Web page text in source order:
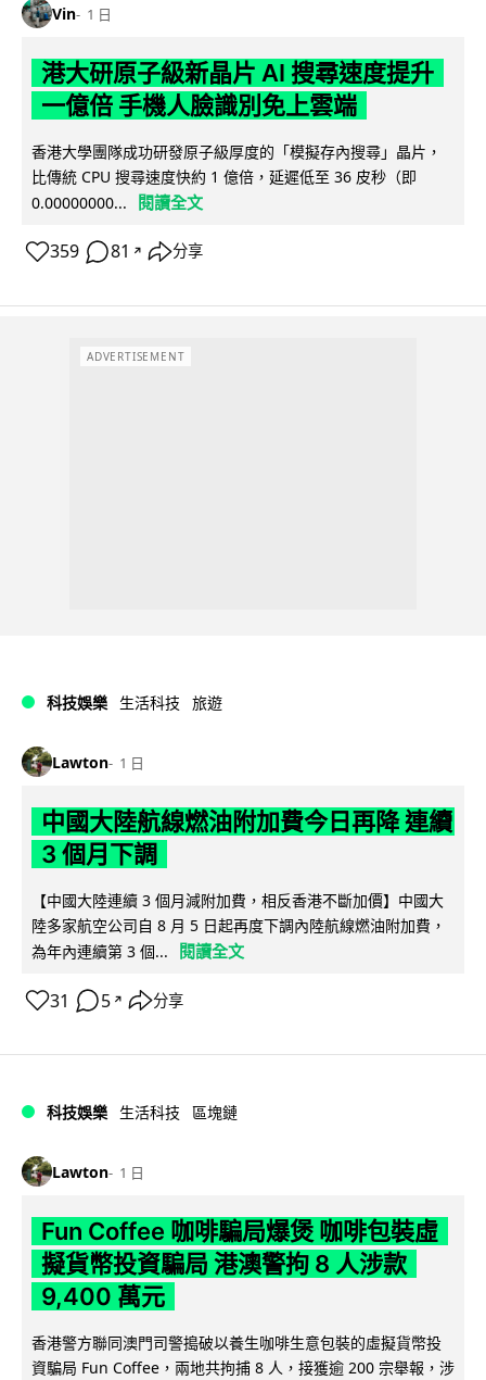
Vin 1 日
港大研原子級新晶片 AI 搜尋速度提升
一億倍 手機人臉識別免上雲端
香港大學團隊成功研發原子級厚度的「模擬存內搜尋」晶片，
比傳統 CPU 搜尋速度快約 1 億倍，延遲低至 36 皮秒（即
0.00000000...
閱讀全文
359 81 ↗ 分享
ADVERTISEMENT
科技娛樂 生活科技 旅遊
Lawton 1 日
中國大陸航線燃油附加費今日再降 連續
3 個月下調
【中國大陸連續 3 個月減附加費，相反香港不斷加價】中國大
陸多家航空公司自 8 月 5 日起再度下調內陸航線燃油附加費，
為年內連續第 3 個...
閱讀全文
31 5 ↗ 分享
科技娛樂 生活科技 區塊鏈
Lawton 1 日
Fun Coffee 咖啡騙局爆煲 咖啡包裝虛
擬貨幣投資騙局 港澳警拘 8 人涉款
9,400 萬元
香港警方聯同澳門司警搗破以養生咖啡生意包裝的虛擬貨幣投
資騙局 Fun Coffee，兩地共拘捕 8 人，接獲逾 200 宗舉報，涉